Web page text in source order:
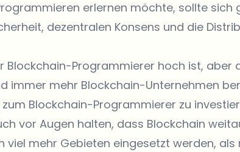
erlernen möchte, sollte sich
dezentralen Konsens und die
Blockchain-Programmierer hoch ist, aber
immer mehr Blockchain-Unternehmen
Blockchain-Programmierer zu
vor Augen halten, dass Blockchain
viel mehr Gebieten eingesetzt werden, als